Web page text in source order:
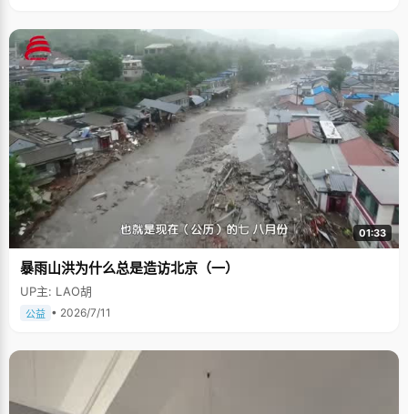
01:33
暴雨山洪为什么总是造访北京（一）
UP主: LAO胡
公益 • 2026/7/11